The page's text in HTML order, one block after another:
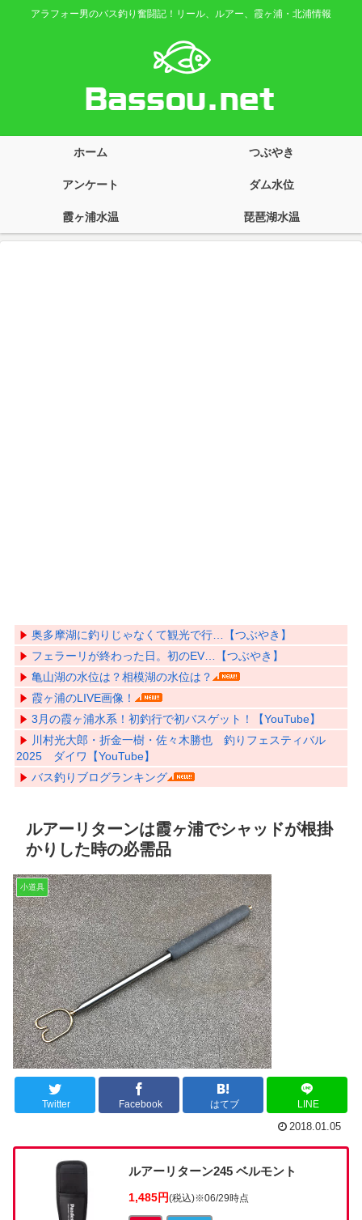
アラフォー男のバス釣り奮闘記！リール、ルアー、霞ヶ浦・北浦情報
ホーム つぶやき
アンケート ダム水位
霞ヶ浦水温 琵琶湖水温
奥多摩湖に釣りじゃなくて観光で行…【つぶやき】
フェラーリが終わった日。初のEV…【つぶやき】
亀山湖の水位は？相模湖の水位は？
霞ヶ浦のLIVE画像！
3月の霞ヶ浦水系！初釣行で初バスゲット！【YouTube】
川村光大郎・折金一樹・佐々木勝也 釣りフェスティバル
2025 ダイワ【YouTube】
バス釣りブログランキング
ルアーリターンは霞ヶ浦でシャッドが根掛
かりした時の必需品
小道具
Twitter Facebook はてブ LINE
2018.01.05
ルアーリターン245 ベルモント
1,485円(税込)※06/29時点